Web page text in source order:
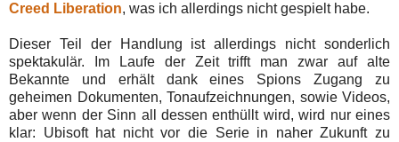
Creed Liberation, was ich allerdings nicht gespielt habe.
Dieser Teil der Handlung ist allerdings nicht sonderlich
spektakulär. Im Laufe der Zeit trifft man zwar auf alte
Bekannte und erhält dank eines Spions Zugang zu
geheimen Dokumenten, Tonaufzeichnungen, sowie Videos,
aber wenn der Sinn all dessen enthüllt wird, wird nur eines
klar: Ubisoft hat nicht vor die Serie in naher Zukunft zu